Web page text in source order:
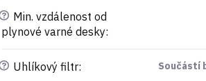
? Min. vzdálenost od
plynové varné desky:
? Uhlíkový filtr: Součástí